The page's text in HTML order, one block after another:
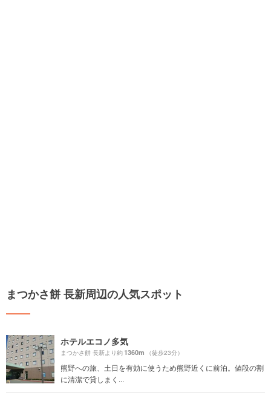
まつかさ餅 長新周辺の人気スポット
ホテルエコノ多気
まつかさ餅 長新より約1360m （徒歩23分）
熊野への旅、土日を有効に使うため熊野近くに前泊。値段の割
に清潔で貸しまく...